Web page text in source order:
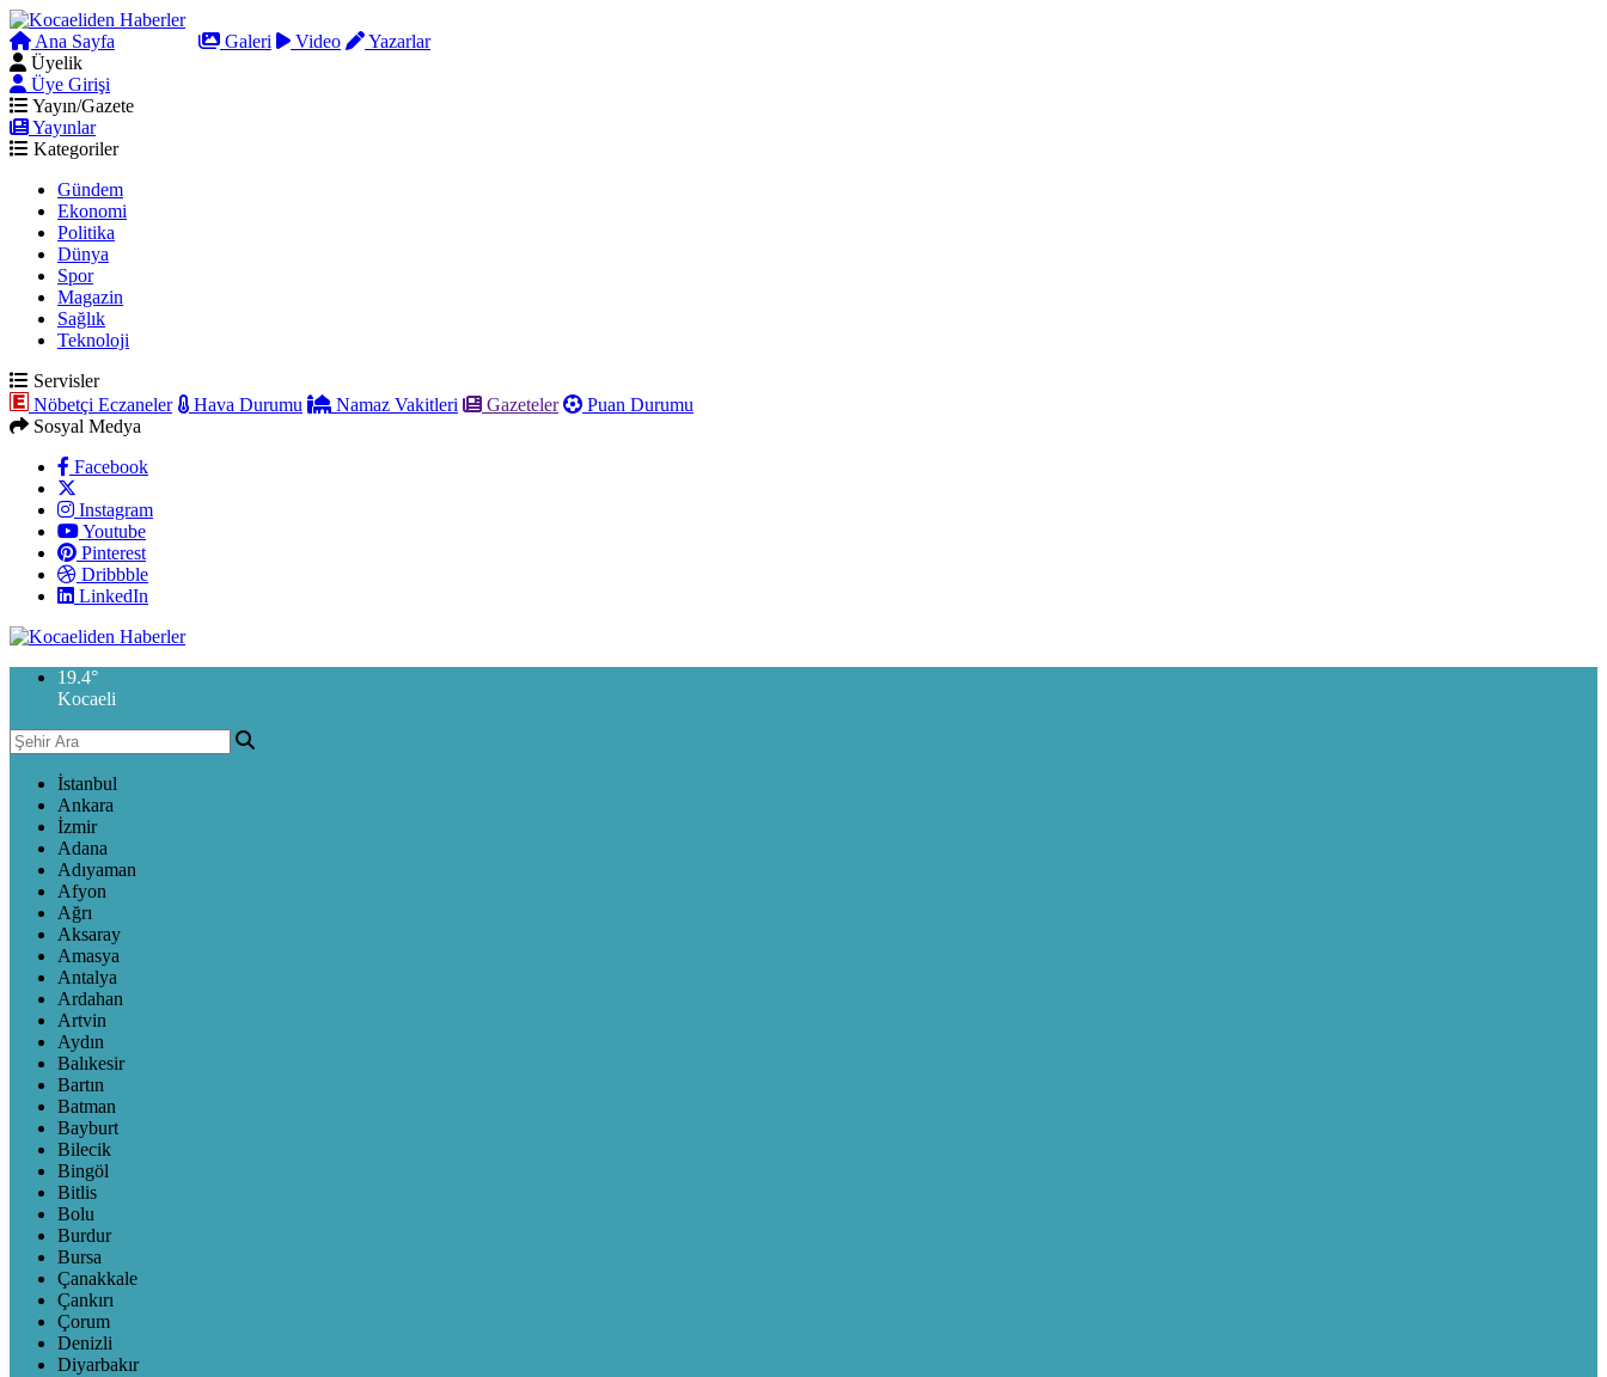
Ana Sayfa Galeri Video
Yazarlar
Üyelik
Üye Girişi
Yayın/Gazete
Yayınlar
Kategoriler
Gündem
Ekonomi
Politika
Dünya
Spor
Magazin
Sağlık
Teknoloji
Servisler
Nöbetçi Eczaneler
Hava Durumu Namaz Vakitleri Gazeteler
Puan Durumu
Sosyal Medya
Facebook
Instagram
Youtube
Pinterest
Dribbble
LinkedIn
19.4°
Kocaeli
İstanbul
Ankara
İzmir
Adana
Adıyaman
Afyon
Ağrı
Aksaray
Amasya
Antalya
Ardahan
Artvin
Aydın
Balıkesir
Bartın
Batman
Bayburt
Bilecik
Bingöl
Bitlis
Bolu
Burdur
Bursa
Çanakkale
Çankırı
Çorum
Denizli
Diyarbakır